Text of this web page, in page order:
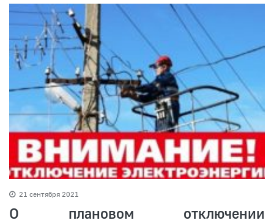
21 сентября 2021
О плановом отключении